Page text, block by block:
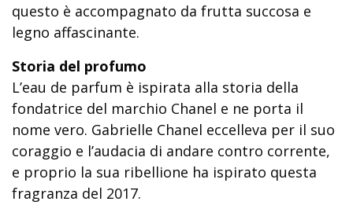
questo è accompagnato da frutta succosa e
legno affascinante.
Storia del profumo
L’eau de parfum è ispirata alla storia della
fondatrice del marchio Chanel e ne porta il
nome vero. Gabrielle Chanel eccelleva per il suo
coraggio e l’audacia di andare contro corrente,
e proprio la sua ribellione ha ispirato questa
fragranza del 2017.